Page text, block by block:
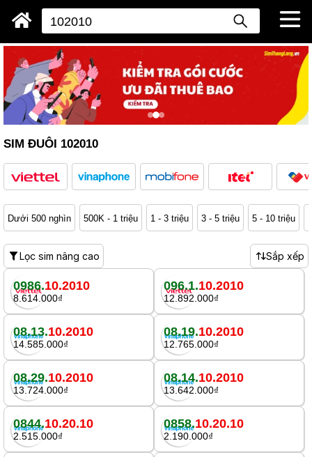
SIM ĐUÔI 102010
Dưới 500 nghìn 500K - 1 triệu 1 - 3 triệu 3 - 5 triệu 5 - 10 triệu
Lọc sim nâng cao Sắp xếp
0986.10.2010
8.614.000₫
096.1.10.2010
12.892.000₫
08.13.10.2010
14.585.000₫
08.19.10.2010
12.765.000₫
08.29.10.2010
13.724.000₫
08.14.10.2010
13.642.000₫
0844.10.20.10
2.515.000₫
0858.10.20.10
2.190.000₫